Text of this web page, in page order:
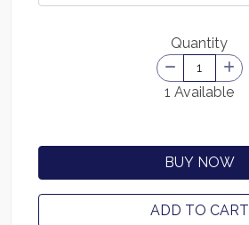
Quantity
1 Available
BUY NOW
ADD TO CART